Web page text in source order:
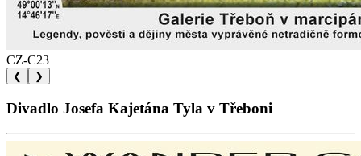
CZ-C23
❮ ❯
Divadlo Josefa Kajetána Tyla v Třeboni